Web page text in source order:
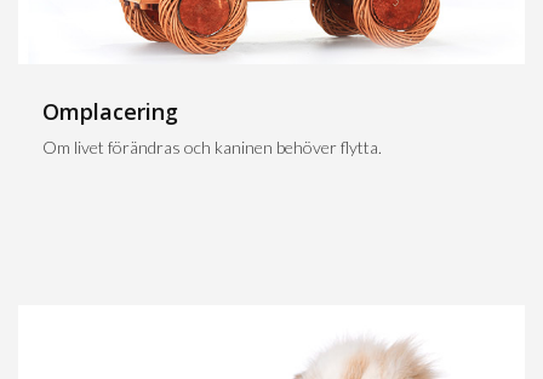
Omplacering
Om livet förändras och kaninen behöver flytta.